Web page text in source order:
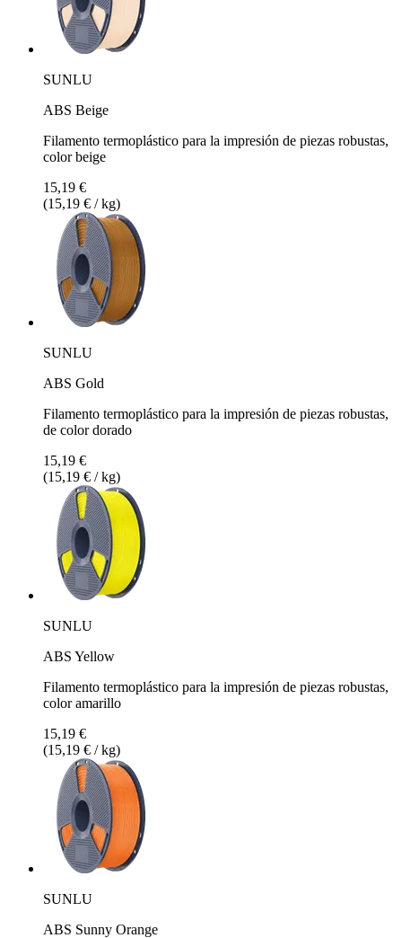
SUNLU
ABS Beige
Filamento termoplástico para la impresión de piezas robustas,
color beige
15,19 €
(15,19 € / kg)
SUNLU
ABS Gold
Filamento termoplástico para la impresión de piezas robustas,
de color dorado
15,19 €
(15,19 € / kg)
SUNLU
ABS Yellow
Filamento termoplástico para la impresión de piezas robustas,
color amarillo
15,19 €
(15,19 € / kg)
SUNLU
ABS Sunny Orange